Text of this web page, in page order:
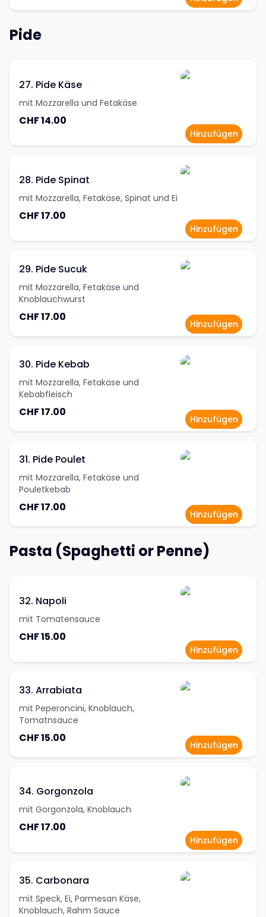
Pide
27. Pide Käse
mit Mozzarella und Fetakäse
CHF 14.00
Hinzufügen
28. Pide Spinat
mit Mozzarella, Fetakäse, Spinat und Ei
CHF 17.00
Hinzufügen
29. Pide Sucuk
mit Mozzarella, Fetakäse und
Knoblauchwurst
CHF 17.00
Hinzufügen
30. Pide Kebab
mit Mozzarella, Fetakäse und
Kebabfleisch
CHF 17.00
Hinzufügen
31. Pide Poulet
mit Mozzarella, Fetakäse und
Pouletkebab
CHF 17.00
Hinzufügen
Pasta (Spaghetti or Penne)
32. Napoli
mit Tomatensauce
CHF 15.00
Hinzufügen
33. Arrabiata
mit Peperoncini, Knoblauch,
Tomatnsauce
CHF 15.00
Hinzufügen
34. Gorgonzola
mit Gorgonzola, Knoblauch
CHF 17.00
Hinzufügen
35. Carbonara
mit Speck, Ei, Parmesan Käse,
Knoblauch, Rahm Sauce